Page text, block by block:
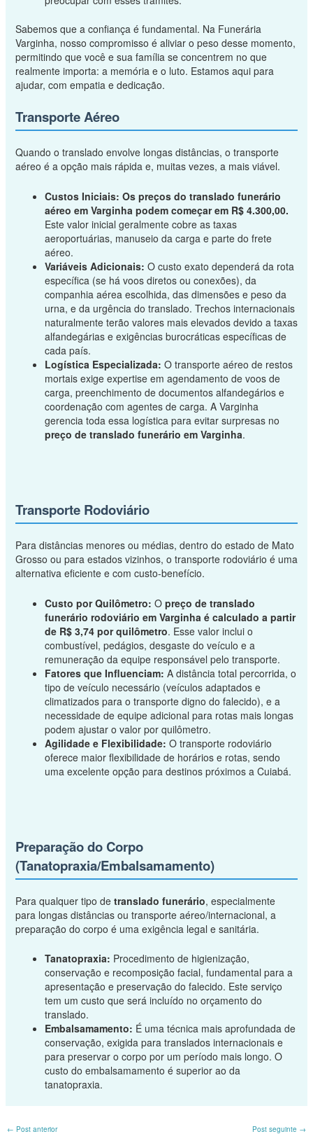
Sabemos que a confiança é fundamental. Na Funerária
Varginha, nosso compromisso é aliviar o peso desse momento,
permitindo que você e sua família se concentrem no que
realmente importa: a memória e o luto. Estamos aqui para
ajudar, com empatia e dedicação.
Transporte Aéreo
Quando o translado envolve longas distâncias, o transporte
aéreo é a opção mais rápida e, muitas vezes, a mais viável.
Custos Iniciais: Os preços do translado funerário
aéreo em Varginha podem começar em R$ 4.300,00.
Este valor inicial geralmente cobre as taxas
aeroportuárias, manuseio da carga e parte do frete
aéreo.
Variáveis Adicionais: O custo exato dependerá da rota
específica (se há voos diretos ou conexões), da
companhia aérea escolhida, das dimensões e peso da
urna, e da urgência do translado. Trechos internacionais
naturalmente terão valores mais elevados devido a taxas
alfandegárias e exigências burocráticas específicas de
cada país.
Logística Especializada: O transporte aéreo de restos
mortais exige expertise em agendamento de voos de
carga, preenchimento de documentos alfandegários e
coordenação com agentes de carga. A Varginha
gerencia toda essa logística para evitar surpresas no
preço de translado funerário em Varginha.
Transporte Rodoviário
Para distâncias menores ou médias, dentro do estado de Mato
Grosso ou para estados vizinhos, o transporte rodoviário é uma
alternativa eficiente e com custo-benefício.
Custo por Quilômetro: O preço de translado
funerário rodoviário em Varginha é calculado a partir
de R$ 3,74 por quilômetro. Esse valor inclui o
combustível, pedágios, desgaste do veículo e a
remuneração da equipe responsável pelo transporte.
Fatores que Influenciam: A distância total percorrida, o
tipo de veículo necessário (veículos adaptados e
climatizados para o transporte digno do falecido), e a
necessidade de equipe adicional para rotas mais longas
podem ajustar o valor por quilômetro.
Agilidade e Flexibilidade: O transporte rodoviário
oferece maior flexibilidade de horários e rotas, sendo
uma excelente opção para destinos próximos a Cuiabá.
Preparação do Corpo
(Tanatopraxia/Embalsamamento)
Para qualquer tipo de translado funerário, especialmente
para longas distâncias ou transporte aéreo/internacional, a
preparação do corpo é uma exigência legal e sanitária.
Tanatopraxia: Procedimento de higienização,
conservação e recomposição facial, fundamental para a
apresentação e preservação do falecido. Este serviço
tem um custo que será incluído no orçamento do
translado.
Embalsamamento: É uma técnica mais aprofundada de
conservação, exigida para translados internacionais e
para preservar o corpo por um período mais longo. O
custo do embalsamamento é superior ao da
tanatopraxia.
← Post anterior Post seguinte →